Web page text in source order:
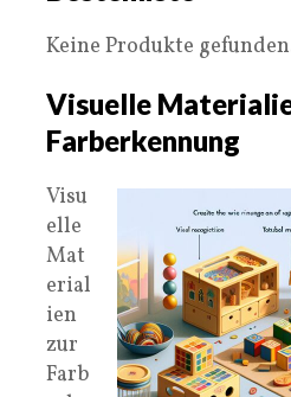
Keine Produkte
Visuelle
Farberkennung
Visu
elle
Mat
erial
ien
zur
Farb